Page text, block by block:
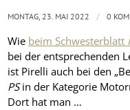
Wie beim Schwesterblatt
bei der entsprechenden
ist Pirelli auch bei den
PSin der Kategorie
Dort hat man …
MONTAG, 23. MAI 2022 / 0